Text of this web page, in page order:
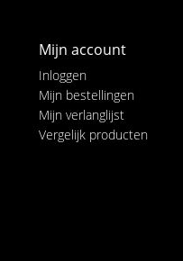
Mijn account
Inloggen
Mijn bestellingen
Mijn verlanglijst
Vergelijk producten